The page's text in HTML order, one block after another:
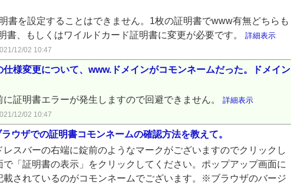
書を設定することはできません。1枚の証明書でwww有無どちらも
書、もしくはワイルドカード証明書に変更が必要です。 詳細表示
12/02 10:47
様変更について、www.ドメインがコモンネームだった。ドメイン
に証明書エラーが発生しますので回避できません。 詳細表示
12/02 10:47
ウザでの証明書コモンネームの確認方法を教えて。
レスバーの右端に錠前のようなマークがございますのでクリックし
で「証明書の表示」をクリックしてください。ポップアップ画面に
載されているのがコモンネームでございます。※ブラウザのバージ